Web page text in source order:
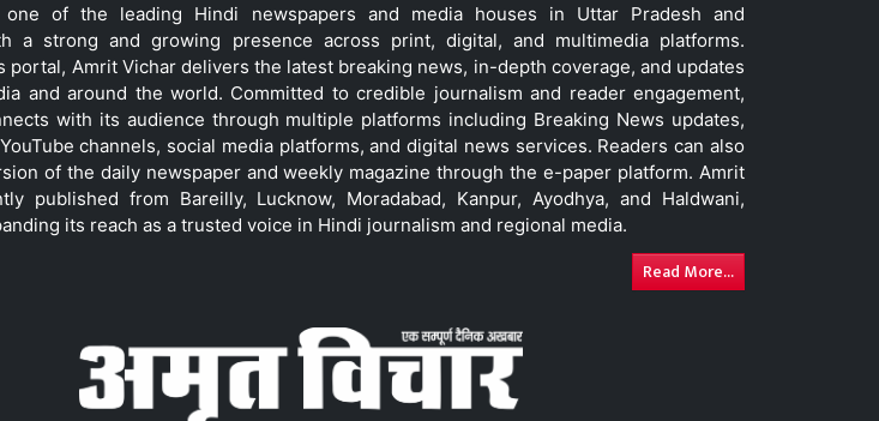
of the leading Hindi newspapers and media houses in Uttar Pradesh and
a strong and growing presence across print, digital, and multimedia platforms.
portal, Amrit Vichar delivers the latest breaking news, in-depth coverage, and updates
and around the world. Committed to credible journalism and reader engagement,
with its audience through multiple platforms including Breaking News updates,
channels, social media platforms, and digital news services. Readers can also
of the daily newspaper and weekly magazine through the e-paper platform. Amrit
published from Bareilly, Lucknow, Moradabad, Kanpur, Ayodhya, and Haldwani,
its reach as a trusted voice in Hindi journalism and regional media.
Read More...